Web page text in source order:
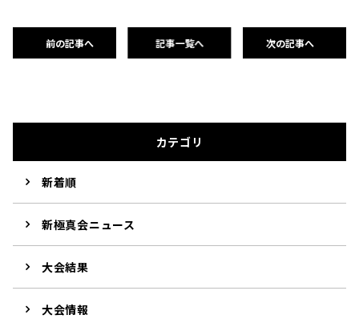
前の記事へ 記事一覧へ 次の記事へ
カテゴリ
新着順
新極真会ニュース
大会結果
大会情報